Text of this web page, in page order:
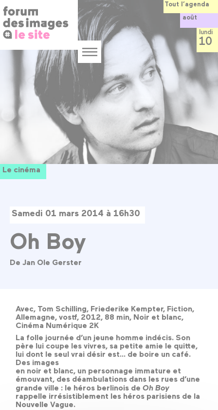
Panneau de gestion des cookies
au
contenu
principal
Menu
Le cinéma
Samedi 01 mars 2014 à 16h30
Oh Boy
De Jan Ole Gerster
Avec, Tom Schilling, Friederike Kempter, Fiction,
Allemagne, vostf, 2012, 88 min, Noir et blanc,
Cinéma Numérique 2K
La folle journée d’un jeune homme indécis. Son
père lui coupe les vivres, sa petite amie le quitte,
lui dont le seul vrai désir est... de boire un café.
Des images
en noir et blanc, un personnage immature et
émouvant, des déambulations dans les rues d’une
grande ville : le héros berlinois de Oh Boy
rappelle irrésistiblement les héros parisiens de la
Nouvelle Vague.
Tout l’agenda
août
lundi
10